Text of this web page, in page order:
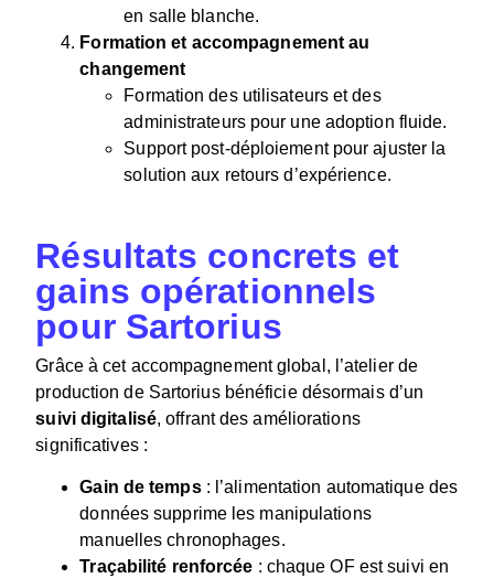
en salle blanche.
Formation et accompagnement au
changement
Formation des utilisateurs et des
administrateurs pour une adoption fluide.
Support post-déploiement pour ajuster la
solution aux retours d’expérience.
Résultats concrets et
gains opérationnels
pour Sartorius
Grâce à cet accompagnement global, l’atelier de
production de Sartorius bénéficie désormais d’un
suivi digitalisé, offrant des améliorations
significatives :
Gain de temps: l’alimentation automatique des
données supprime les manipulations
manuelles chronophages.
Traçabilité renforcée : chaque OF est suivi en